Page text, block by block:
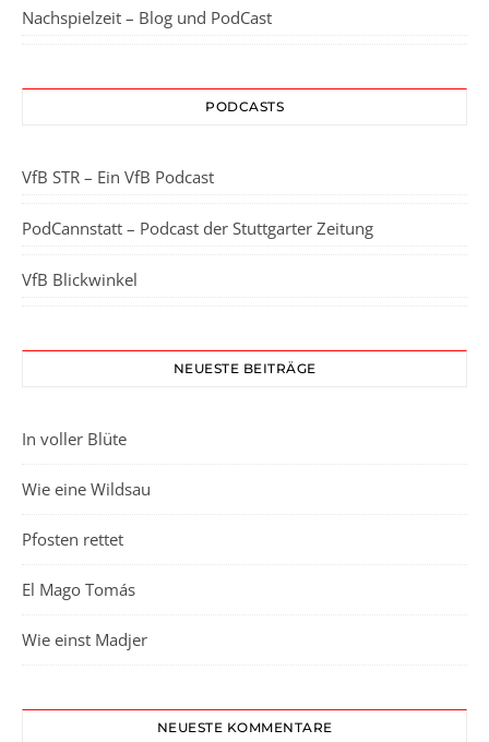
Nachspielzeit – Blog und PodCast
PODCASTS
VfB STR – Ein VfB Podcast
PodCannstatt – Podcast der Stuttgarter Zeitung
VfB Blickwinkel
NEUESTE BEITRÄGE
In voller Blüte
Wie eine Wildsau
Pfosten rettet
El Mago Tomás
Wie einst Madjer
NEUESTE KOMMENTARE